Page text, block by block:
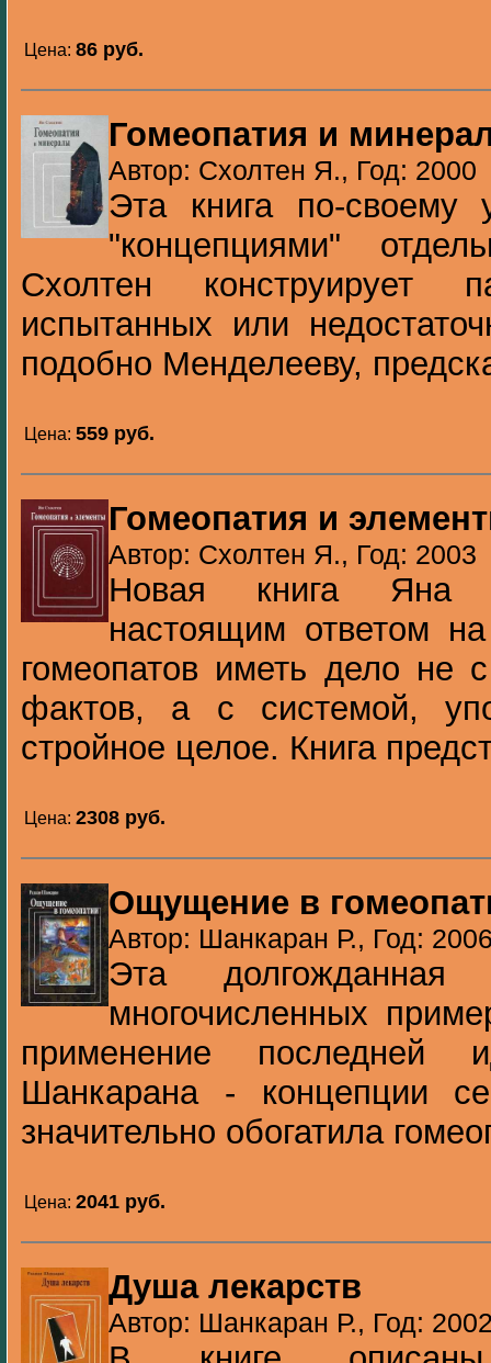
Цена: 86 pуб.
Гомеопатия и
Автор: Схолтен Я., Год: 2000
Эта книга по-своему
"концепциями"
Схолтен конструирует
испытанных или
подобно Менделееву,
Цена: 559 pуб.
Гомеопатия и
Автор: Схолтен Я., Год: 2003
Новая книга Яна
настоящим ответом
гомеопатов иметь дело не
фактов, а с системой,
стройное целое. Книга
Цена: 2308 pуб.
Ощущение в
Автор: Шанкаран Р., Год:
Эта
многочисленных
применение последней
Шанкарана - концепции
значительно обогатила
Цена: 2041 pуб.
Душа лекарств
Автор: Шанкаран Р., Год: